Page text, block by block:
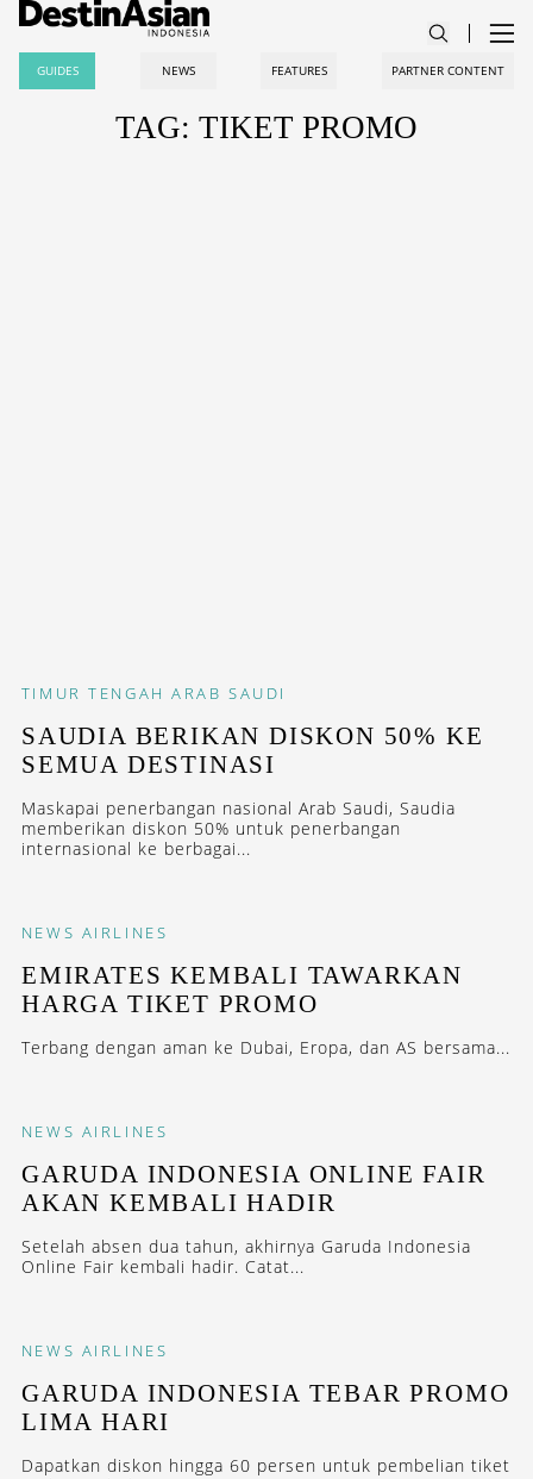
GUIDES NEWS FEATURES PARTNER CONTENT
TAG: TIKET PROMO
TIMUR TENGAH ARAB SAUDI
SAUDIA BERIKAN DISKON 50% KE
SEMUA DESTINASI
Maskapai penerbangan nasional Arab Saudi, Saudia
memberikan diskon 50% untuk penerbangan
internasional ke berbagai...
NEWS AIRLINES
EMIRATES KEMBALI TAWARKAN
HARGA TIKET PROMO
Terbang dengan aman ke Dubai, Eropa, dan AS bersama...
NEWS AIRLINES
GARUDA INDONESIA ONLINE FAIR
AKAN KEMBALI HADIR
Setelah absen dua tahun, akhirnya Garuda Indonesia
Online Fair kembali hadir. Catat...
NEWS AIRLINES
GARUDA INDONESIA TEBAR PROMO
LIMA HARI
Dapatkan diskon hingga 60 persen untuk pembelian tiket